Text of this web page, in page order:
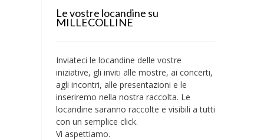
Le vostre locandine su
MILLECOLLINE
Inviateci le locandine delle vostre
iniziative, gli inviti alle mostre, ai concerti,
agli incontri, alle presentazioni e le
inseriremo nella nostra raccolta. Le
locandine saranno raccolte e visibili a tutti
con un semplice click.
Vi aspettiamo.